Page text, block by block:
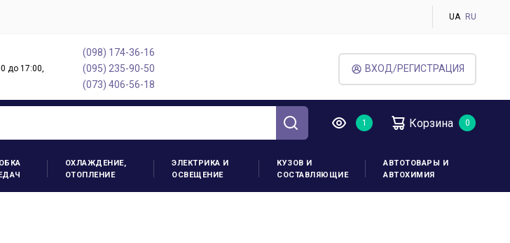
UA RU
до 17:00,
(098) 174-36-16
(095) 235-90-50
(073) 406-56-18
ВХОД/РЕГИСТРАЦИЯ
Корзина
ОХЛАЖДЕНИЕ,
ОТОПЛЕНИЕ
ЭЛЕКТРИКА И
ОСВЕЩЕНИЕ
КУЗОВ И
СОСТАВЛЯЮЩИЕ
АВТОТОВАРЫ И
АВТОХИМИЯ